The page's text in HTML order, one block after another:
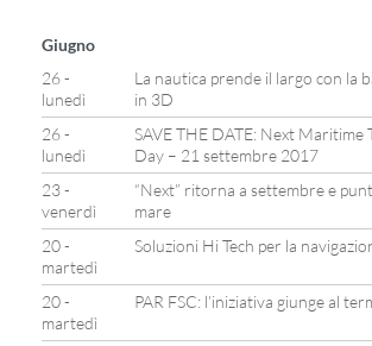
Giugno
26 -
lunedì
La nautica prende il largo con la
in 3D
26 -
lunedì
SAVE THE DATE: Next Maritime
Day – 21 settembre 2017
23 -
venerdì
“Next” ritorna a settembre e
mare
20 -
martedì
Soluzioni Hi Tech per la
20 -
martedì
PAR FSC: l’iniziativa giunge al